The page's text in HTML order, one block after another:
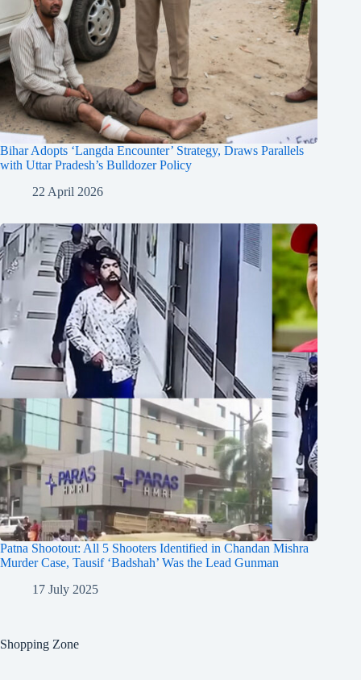
Bihar Adopts ‘Langda Encounter’ Strategy, Draws Parallels
with Uttar Pradesh’s Bulldozer Policy
22 April 2026
Patna Shootout: All 5 Shooters Identified in Chandan Mishra
Murder Case, Tausif ‘Badshah’ Was the Lead Gunman
17 July 2025
Shopping Zone